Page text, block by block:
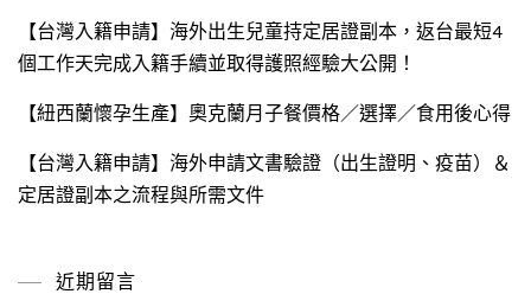
【台灣入籍申請】海外出生兒童持定居證副本，返台最短4
個工作天完成入籍手續並取得護照經驗大公開！
【紐西蘭懷孕生產】奧克蘭月子餐價格／選擇／食用後心得
【台灣入籍申請】海外申請文書驗證（出生證明、疫苗）＆
定居證副本之流程與所需文件
近期留言